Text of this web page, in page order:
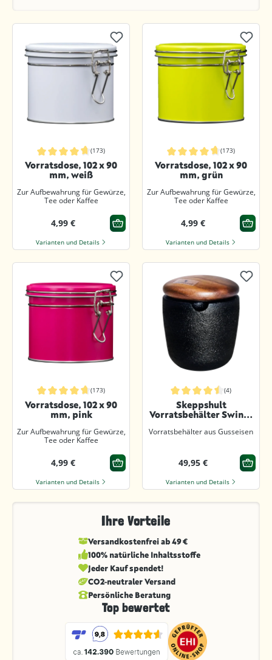
Durchschnittliche Bewertung von 4.8 von 5 Sternen
(173)
Vorratsdose, 102 x 90
mm, weiß
Zur Aufbewahrung für Gewürze,
Tee oder Kaffee
4,99 €
Varianten und Details
Durchschnittliche Bewertung von
(173)
Vorratsdose, 102 x 90
mm, grün
Zur Aufbewahrung für Gewürze,
Tee oder Kaffee
4,99 €
Varianten und Details
Durchschnittliche Bewertung von 4.8 von 5 Sternen
(173)
Vorratsdose, 102 x 90
mm, pink
Zur Aufbewahrung für Gewürze,
Tee oder Kaffee
4,99 €
Varianten und Details
Durchschnittliche Bewertung von
(4)
Skeppshult
Vorratsbehälter Swing,
Vorratsbehälter aus Gusseisen
49,95 €
Varianten und Details
Ihre Vorteile
Versandkostenfrei ab 49 €
100% natürliche Inhaltsstoffe
Jeder Kauf spendet!
CO2-neutraler Versand
Persönliche Beratung
Top bewertet